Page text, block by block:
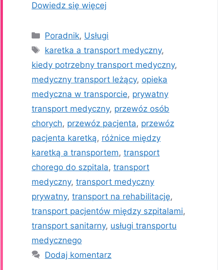
Dowiedz się więcej
Kategorie
Poradnik, Usługi
Tagi
karetka a transport medyczny,
kiedy potrzebny transport medyczny,
medyczny transport leżący, opieka
medyczna w transporcie, prywatny
transport medyczny, przewóz osób
chorych, przewóz pacjenta, przewóz
pacjenta karetką, różnice między
karetką a transportem, transport
chorego do szpitala, transport
medyczny, transport medyczny
prywatny, transport na rehabilitację,
transport pacjentów między szpitalami,
transport sanitarny, usługi transportu
medycznego
Dodaj komentarz